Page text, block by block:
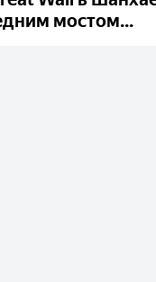
мостом...